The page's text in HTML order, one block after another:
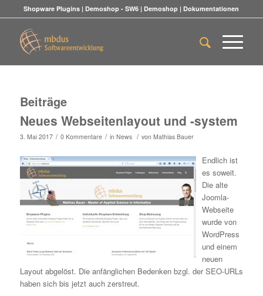
Shopware Plugins | Demoshop - SW6 | Demoshop | Dokumentationen
Beiträge
Neues Webseitenlayout und -system
3. Mai 2017 / 0 Kommentare / in News / von Mathias Bauer
Endlich ist
es soweit.
Die alte
Joomla-
Webseite
wurde von
WordPress
und einem
neuen
Layout abgelöst. Die anfänglichen Bedenken bzgl. der SEO-URLs
haben sich bis jetzt auch zerstreut.